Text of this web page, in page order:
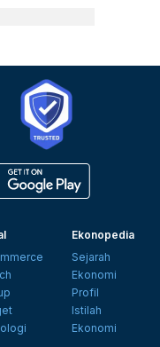
Ekonopedia
Sejarah
Ekonomi
Profil
Istilah
Ekonomi